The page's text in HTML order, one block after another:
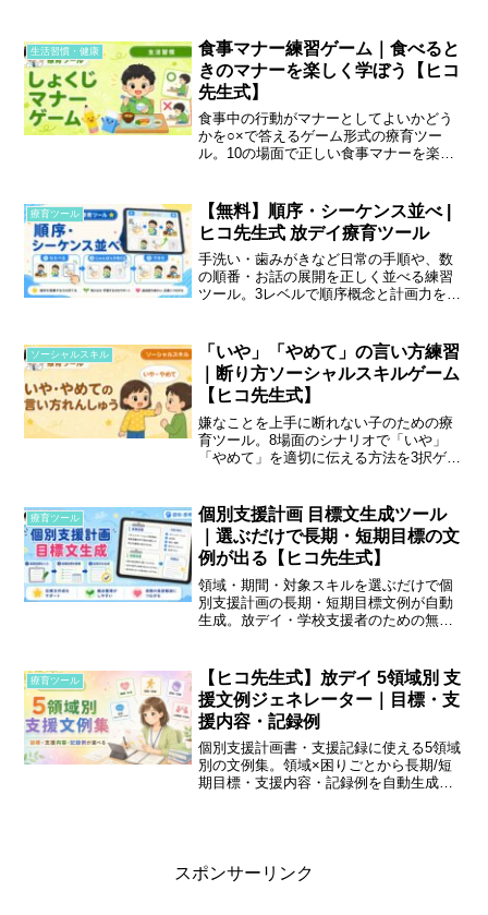
生活習慣・健康
食事マナー練習ゲーム｜食べると
きのマナーを楽しく学ぼう【ヒコ
先生式】
食事中の行動がマナーとしてよいかどう
かを○×で答えるゲーム形式の療育ツー
ル。10の場面で正しい食事マナーを楽し
療育ツール
【無料】順序・シーケンス並べ |
ヒコ先生式 放デイ療育ツール
手洗い・歯みがきなど日常の手順や、数
の順番・お話の展開を正しく並べる練習
ツール。3レベルで順序概念と計画力を育
ソーシャルスキル
「いや」「やめて」の言い方練習
｜断り方ソーシャルスキルゲーム
【ヒコ先生式】
嫌なことを上手に断れない子のための療
育ツール。8場面のシナリオで「いや」
「やめて」を適切に伝える方法を3択ゲー
療育ツール
個別支援計画 目標文生成ツール
｜選ぶだけで長期・短期目標の文
例が出る【ヒコ先生式】
領域・期間・対象スキルを選ぶだけで個
別支援計画の長期・短期目標文例が自動
生成。放デイ・学校支援者のための無料
療育ツール
【ヒコ先生式】放デイ 5領域別 支
援文例ジェネレーター｜目標・支
援内容・記録例
個別支援計画書・支援記録に使える5領域
別の文例集。領域×困りごとから長期/短
期目標・支援内容・記録例を自動生成。
スポンサーリンク